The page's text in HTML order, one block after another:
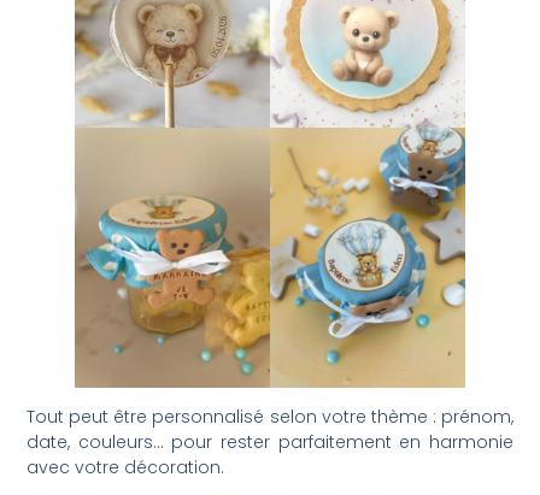
Tout peut être personnalisé selon votre thème : prénom,
date, couleurs… pour rester parfaitement en harmonie
avec votre décoration.